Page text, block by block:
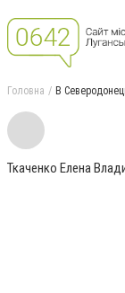
Головна В
Ткаченко Елена